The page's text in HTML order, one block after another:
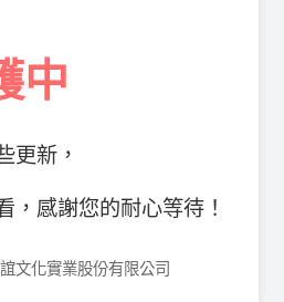
中
更新，
，感謝您的耐心等待！
文化實業股份有限公司